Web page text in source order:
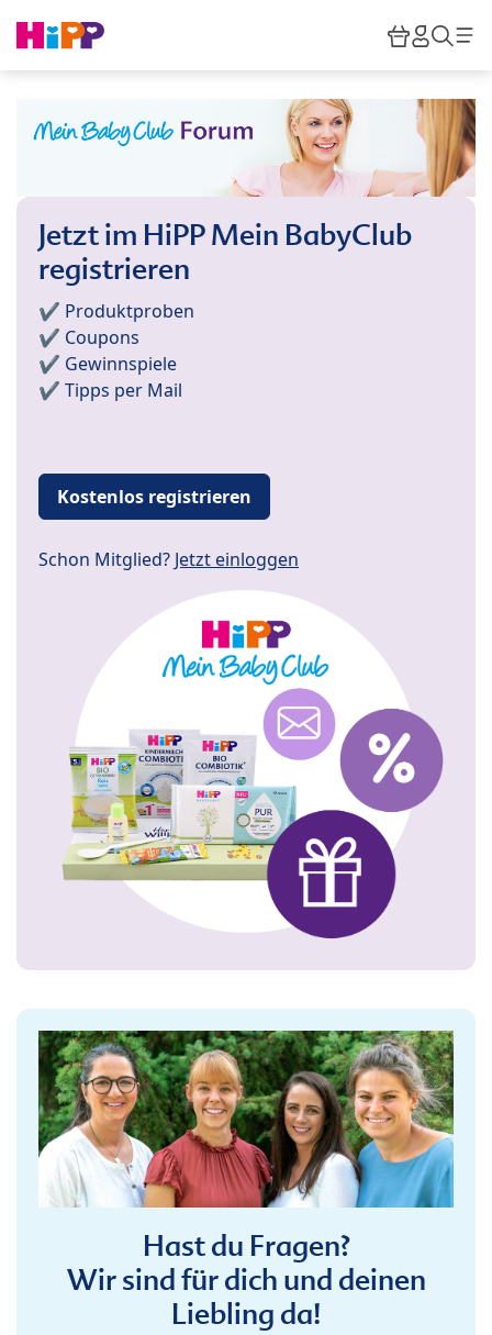
HiPP
Jetzt im HiPP Mein BabyClub
registrieren
✔️ Produktproben
✔️ Coupons
✔️ Gewinnspiele
✔️ Tipps per Mail
Kostenlos registrieren
Schon Mitglied? Jetzt einloggen
Hast du Fragen?
Wir sind für dich und deinen
Liebling da!